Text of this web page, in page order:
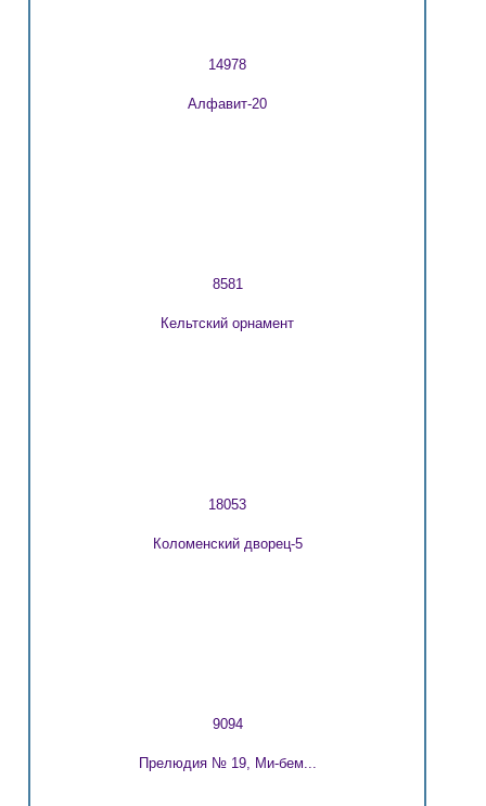
14978
Алфавит-20
8581
Кельтский орнамент
18053
Коломенский дворец-5
9094
Прелюдия № 19, Ми-бем...